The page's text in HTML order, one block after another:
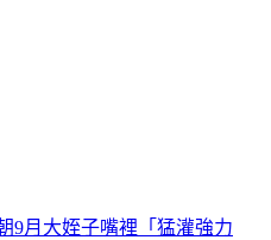
！鄭明典急籲：晚上別出門